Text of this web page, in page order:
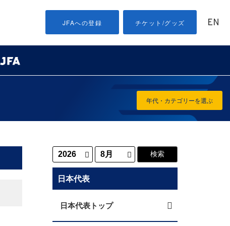
JFAへの登録 チケット/グッズ EN
年代・カテゴリーを選ぶ
日本代表
日本代表トップ